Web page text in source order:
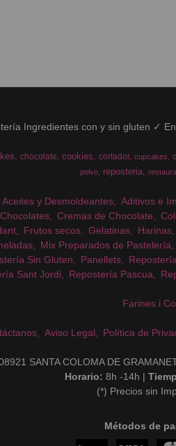
Ingredientes con y sin gluten ✓
chocolate cookies cortador cupcakes
polvo
reposteria
Aceites y Desmoldeantes Aditivos e
Cremas de Chocolate
Frutos secos Gelatinas Harinas
Mix Preparados de Pastelería
Sin Gluten Panellets
Sant Jordi Repostería Pascua
Farines i
Aviso Legal Política de
SANTA COLOMA DE
Horario:8h -14h |
(*) Precios sin
Métodos de